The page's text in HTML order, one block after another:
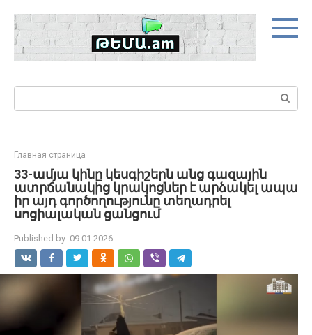
content
Search:
Главная страница
33-ամյա կինը կեսգիշերն անց գազային
ատրճանակից կրակոցներ է արձակել ապա
իր այդ գործողությունը տեղադրել
սոցիալական ցանցում
Published by: 09.01.2026